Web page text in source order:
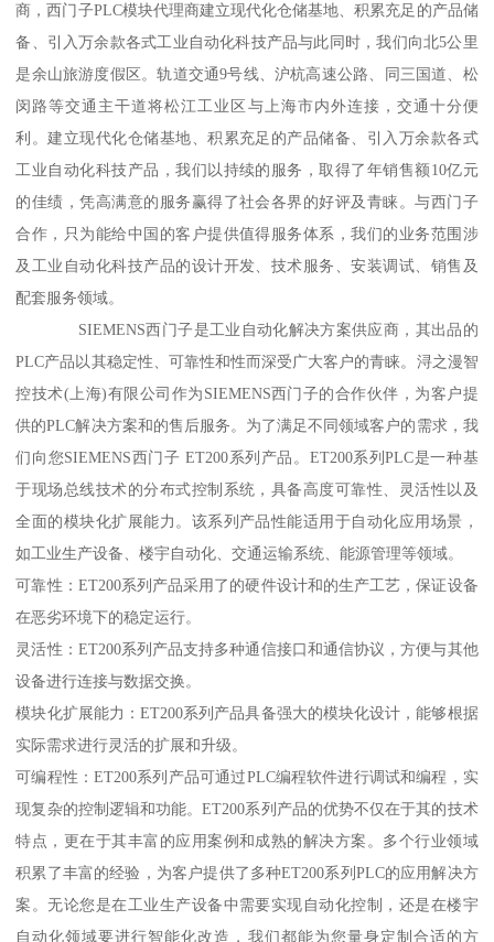
商，西门子PLC模块代理商建立现代化仓储基地、积累充足的产品储
备、引入万余款各式工业自动化科技产品与此同时，我们向北5公里
是余山旅游度假区。轨道交通9号线、沪杭高速公路、同三国道、松
闵路等交通主干道将松江工业区与上海市内外连接，交通十分便
利。建立现代化仓储基地、积累充足的产品储备、引入万余款各式
工业自动化科技产品，我们以持续的服务，取得了年销售额10亿元
的佳绩，凭高满意的服务赢得了社会各界的好评及青睐。与西门子
合作，只为能给中国的客户提供值得服务体系，我们的业务范围涉
及工业自动化科技产品的设计开发、技术服务、安装调试、销售及
配套服务领域。
SIEMENS西门子是工业自动化解决方案供应商，其出品的
PLC产品以其稳定性、可靠性和性而深受广大客户的青睐。浔之漫智
控技术(上海)有限公司作为SIEMENS西门子的合作伙伴，为客户提
供的PLC解决方案和的售后服务。为了满足不同领域客户的需求，我
们向您SIEMENS西门子 ET200系列产品。ET200系列PLC是一种基
于现场总线技术的分布式控制系统，具备高度可靠性、灵活性以及
全面的模块化扩展能力。该系列产品性能适用于自动化应用场景，
如工业生产设备、楼宇自动化、交通运输系统、能源管理等领域。
可靠性：ET200系列产品采用了的硬件设计和的生产工艺，保证设备
在恶劣环境下的稳定运行。
灵活性：ET200系列产品支持多种通信接口和通信协议，方便与其他
设备进行连接与数据交换。
模块化扩展能力：ET200系列产品具备强大的模块化设计，能够根据
实际需求进行灵活的扩展和升级。
可编程性：ET200系列产品可通过PLC编程软件进行调试和编程，实
现复杂的控制逻辑和功能。ET200系列产品的优势不仅在于其的技术
特点，更在于其丰富的应用案例和成熟的解决方案。多个行业领域
积累了丰富的经验，为客户提供了多种ET200系列PLC的应用解决方
案。无论您是在工业生产设备中需要实现自动化控制，还是在楼宇
自动化领域要进行智能化改造，我们都能为您量身定制合适的方